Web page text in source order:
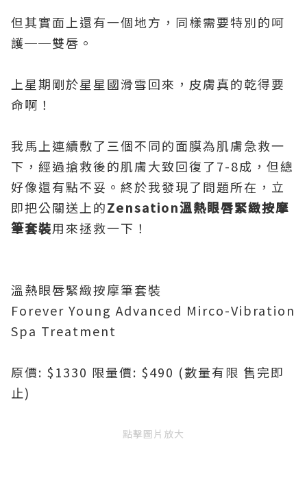
但其實面上還有一個地方，同樣需要特別的呵
護──雙唇。
上星期剛於星星國滑雪回來，皮膚真的乾得要
命啊！
我馬上連續敷了三個不同的面膜為肌膚急救一
下，經過搶救後的肌膚大致回復了7-8成，但總
好像還有點不妥。終於我發現了問題所在，立
即把公關送上的Zensation溫熱眼唇緊緻按摩
筆套裝用來拯救一下！
溫熱眼唇緊緻按摩筆套裝
Forever Young Advanced Mirco-Vibration
Spa Treatment
原價: $1330 限量價: $490 (數量有限 售完即
止)
點擊圖片放大